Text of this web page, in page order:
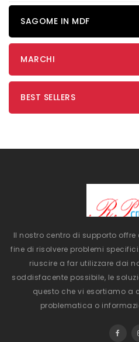
SAGOME IN MDF
MARCHI
BEST SELLERS
Il nostro centro di supporto
fine di risolvere problemi
riuscire a far utilizzare dai
soddisfacente possibile, le
questo che vi esortiamo a
problematica o